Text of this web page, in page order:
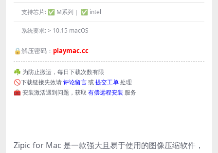
支持芯片: ✅ M系列｜ ✅ intel
系统要求:> 10.15 macOS
🔒解压密码： playmac.cc
☘️ 为防止搬运，每日下载次数有限
🚫下载链接失效请评论留言或提交工单处理
🧰 安装激活遇到问题，获取 有偿远程安装 服务
Zipic for Mac 是一款强大且易于使用的图像压缩软件，